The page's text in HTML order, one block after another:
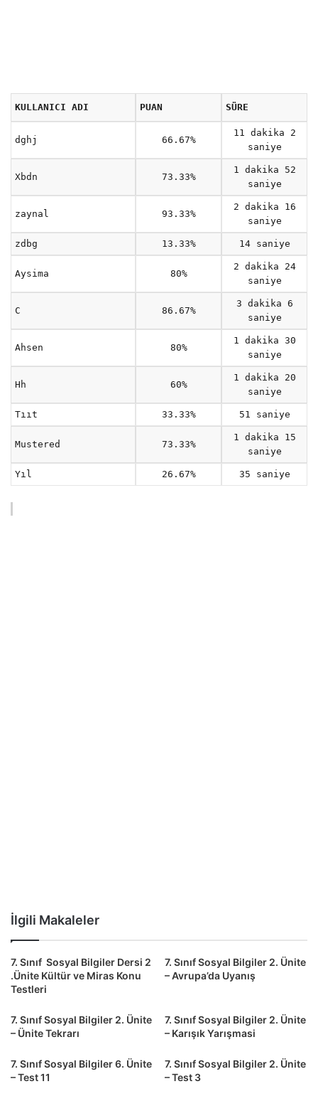
KULLANICI ADI PUAN SÜRE
dghj 66.67%
11 dakika 2
saniye
Xbdn 73.33%
1 dakika 52
saniye
zaynal 93.33%
2 dakika 16
saniye
zdbg 13.33% 14 saniye
Aysima 80%
2 dakika 24
saniye
C 86.67%
3 dakika 6
saniye
Ahsen 80%
1 dakika 30
saniye
Hh 60%
1 dakika 20
saniye
Tııt 33.33% 51 saniye
Mustered 73.33%
1 dakika 15
saniye
Yıl 26.67% 35 saniye
İlgili Makaleler
7. Sınıf Sosyal Bilgiler Dersi 2
.Ünite Kültür ve Miras Konu
Testleri
7. Sınıf Sosyal Bilgiler 2. Ünite
– Avrupa’da Uyanış
7. Sınıf Sosyal Bilgiler 2. Ünite
– Ünite Tekrarı
7. Sınıf Sosyal Bilgiler 2. Ünite
– Karışık Yarışmasi
7. Sınıf Sosyal Bilgiler 6. Ünite
– Test 11
7. Sınıf Sosyal Bilgiler 2. Ünite
– Test 3